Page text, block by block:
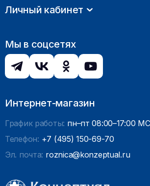
Личный кабинет
Мы в соцсетях
Интернет-магазин
График работы: пн–пт 08:00–17:00
Телефон: +7 (495) 150-69-70
Эл. почта: roznica@konzeptual.ru